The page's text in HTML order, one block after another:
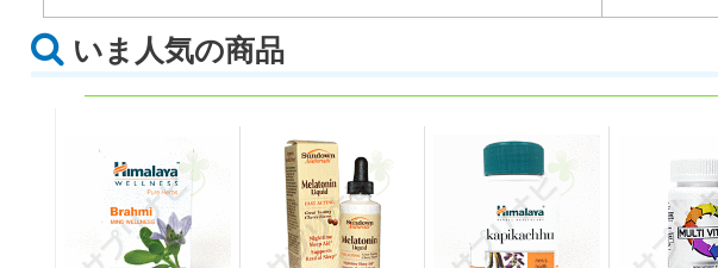
いま人気の商品